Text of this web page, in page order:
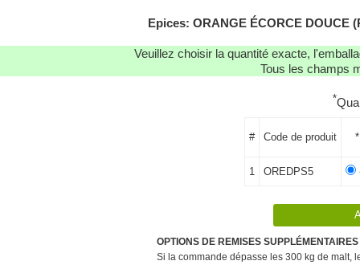
Epices: ORANGE ÉCORCE
Veuillez choisir la quantité exacte,
Tous les champs
*
# Code de produit
1 OREDPS5
OPTIONS DE REMISES SUPPLÉMENTAIRES
Si la commande dépasse les 300 kg de malt,